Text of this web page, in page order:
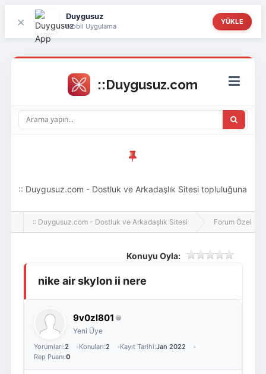
× Duygusuz
Mobil Uygulama
YÜKLE
Giriş Yap
:: Duygusuz.com - Dostluk ve Arkadaşlık Sitesi topluluğuna
hoş geldin ziyaretçi! Aramıza katılmak istersen kayıt
:: Duygusuz.com - Dostluk ve Arkadaşlık Sitesi Forum Özel
Konuyu Oyla:
nike air skylon ii nere
9v0zl801
Yeni Üye
Yorumları:2 Konuları:2 Kayıt Tarihi:Jan 2022
Rep Puanı:0